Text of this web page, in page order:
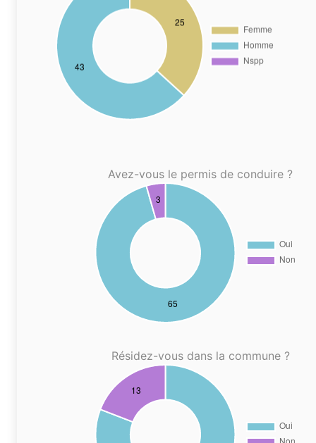
Avez-vous le permis de conduire ?
Résidez-vous dans la commune ?